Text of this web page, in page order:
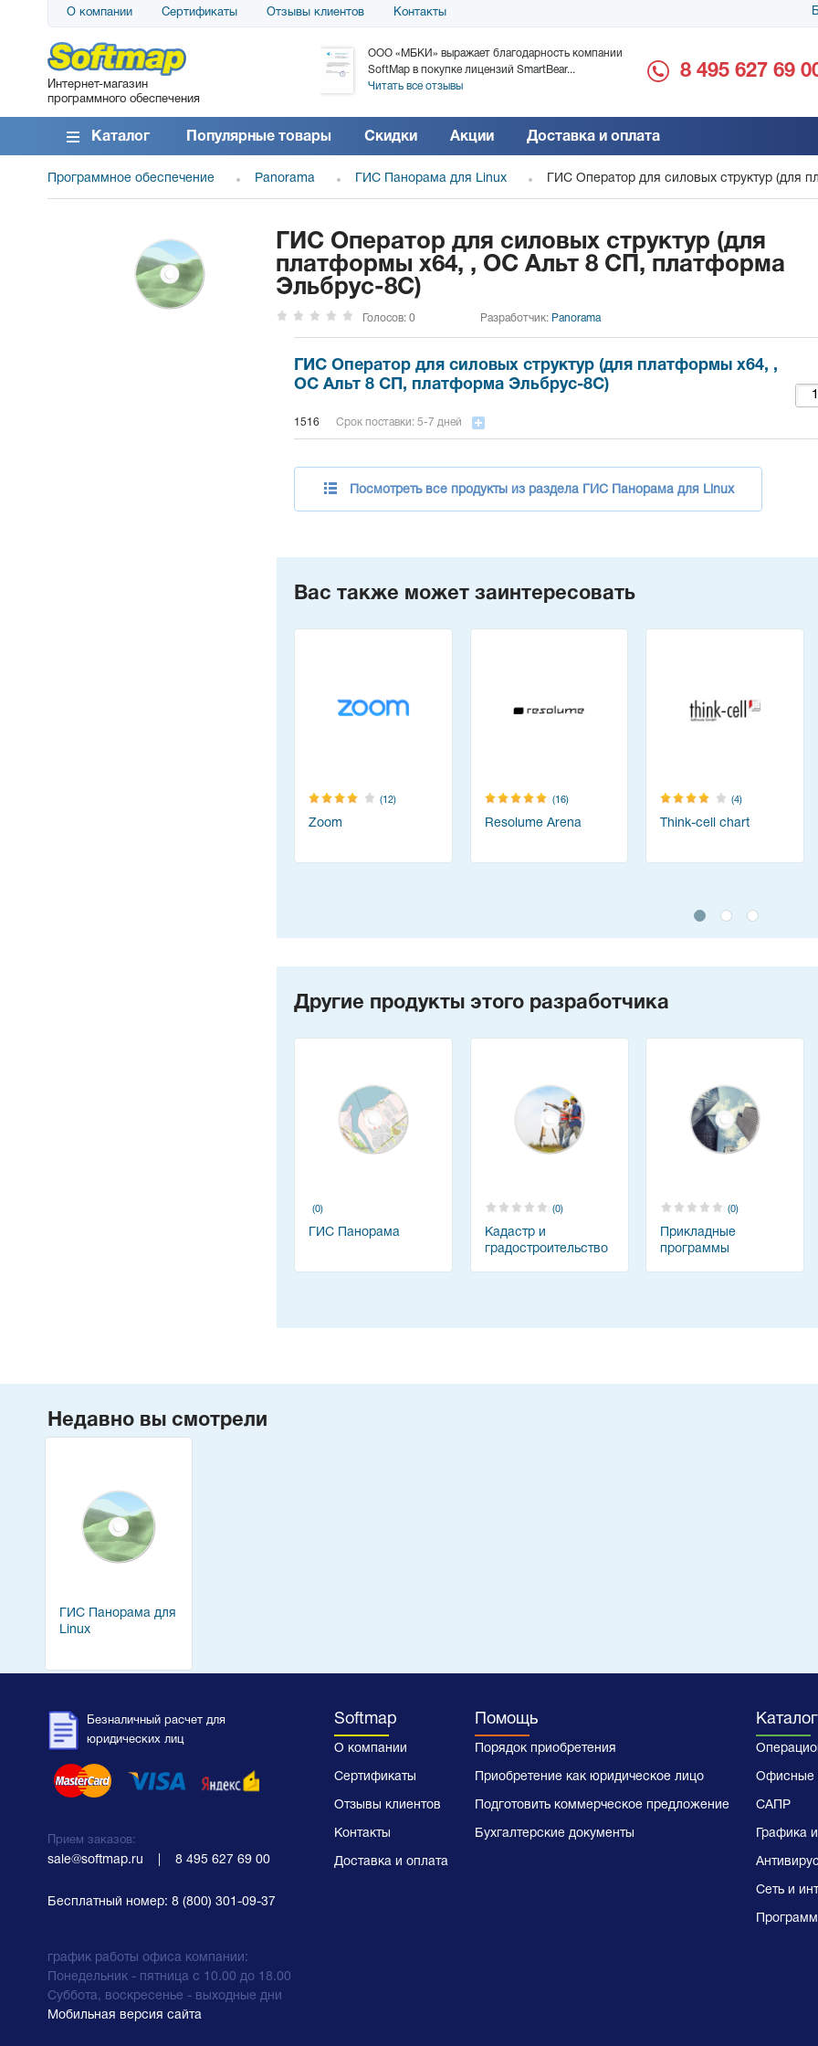
О компании Сертификаты Отзывы клиентов Контакты
Интернет-магазин
программного обеспечения
АО «АТС» благодарит компанию SoftMap за
поставку программного обеспечения SolarWinds
DameWare...
Читать все отзывы
ООО «МБКИ» выражает благодарность компании
SoftMap в покупке лицензий SmartBear...
Читать все отзывы
благодарность за
8 495 627 69
Каталог Популярные товары Скидки Акции Доставка и оплата
Программное обеспечение Panorama ГИС Панорама для Linux ГИС Оператор для силовых структур (для
ГИС Оператор для силовых структур (для
платформы x64, , ОС Альт 8 СП, платформа
Эльбрус-8С)
Голосов: 0 Разработчик: Panorama
ГИС Оператор для силовых структур (для платформы x64, ,
ОС Альт 8 СП, платформа Эльбрус-8С)
1516 Срок поставки: 5-7 дней
Посмотреть все продукты из раздела ГИС Панорама для Linux
Вас также может заинтересовать
(12)
Zoom
(16)
Resolume Arena
(4)
Think-cell chart
Другие продукты этого разработчика
(0)
ГИС Панорама
(0)
Кадастр и
градостроительство
(0)
Прикладные
программы
Недавно вы смотрели
ГИС Панорама для
Linux
Безналичный расчет для
юридических лиц
Прием заказов:
sale@softmap.ru 8 495 627 69 00
Бесплатный номер: 8 (800) 301-09-37
график работы офиса компании:
Понедельник - пятница с 10.00 до 18.00
Суббота, воскресенье - выходные дни
Softmap
О компании
Сертификаты
Отзывы клиентов
Контакты
Доставка и оплата
Помощь
Порядок приобретения
Приобретение как юридическое лицо
Подготовить коммерческое предложение
Бухгалтерские документы
Каталог
Офисные
САПР
Графика
Сеть и
Мобильная версия сайта